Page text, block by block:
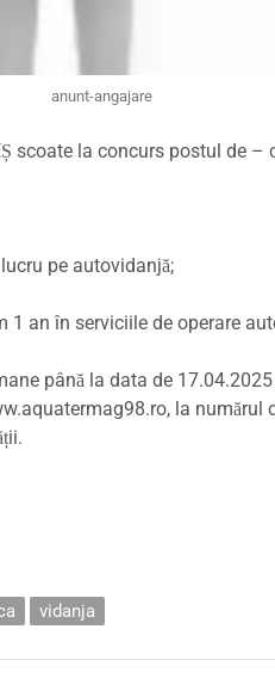
anunt-angajare
scoate la concurs postul de
pe autovidanjă;
an în serviciile de operare
până la data de
la numărul
vidanja